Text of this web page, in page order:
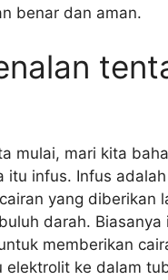
benar dan aman.
mulai, mari kita
itu infus. Infus
yang diberikan
darah. Biasanya
memberikan
elektrolit ke dalam